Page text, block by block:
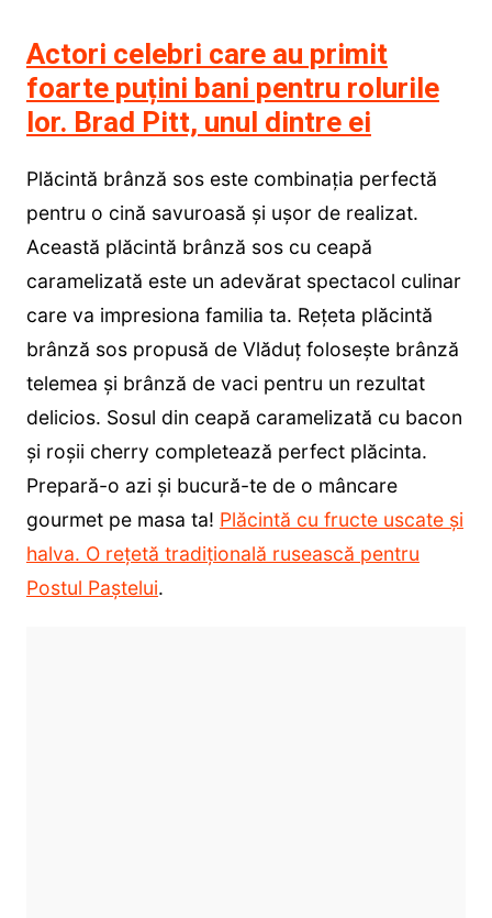
Actori celebri care au primit
foarte puțini bani pentru rolurile
lor. Brad Pitt, unul dintre ei
Plăcintă brânză sos este combinația perfectă
pentru o cină savuroasă și ușor de realizat.
Această plăcintă brânză sos cu ceapă
caramelizată este un adevărat spectacol culinar
care va impresiona familia ta. Rețeta plăcintă
brânză sos propusă de Vlăduț folosește brânză
telemea și brânză de vaci pentru un rezultat
delicios. Sosul din ceapă caramelizată cu bacon
și roșii cherry completează perfect plăcinta.
Prepară-o azi și bucură-te de o mâncare
gourmet pe masa ta! Plăcintă cu fructe uscate și
halva. O rețetă tradițională rusească pentru
Postul Paștelui.